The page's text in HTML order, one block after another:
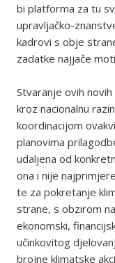
bi platforma za tu
upravljačko-
kadrovi s obje
zadatke najjače
Stvaranje ovih
kroz nacionalnu
koordinacijom
planovima
udaljena od
ona i nije
te za pokretanje
strane, s obzirom
ekonomski,
učinkovitog
brojne klimatske